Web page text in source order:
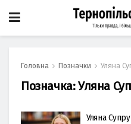
Головна Позначки Уляна
Позначка:Уляна
Уляна